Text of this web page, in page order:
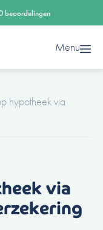
beoordelingen
Menu
hypotheek via
via